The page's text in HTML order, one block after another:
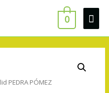
0
PEDRA PÓMEZ